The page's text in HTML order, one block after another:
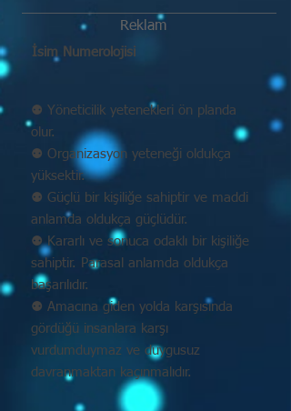
Reklam
İsim Numerolojisi
⚉ Yöneticilik yetenekleri ön planda
olur.
⚉ Organizasyon yeteneği oldukça
yüksektir.
⚉ Güçlü bir kişiliğe sahiptir ve maddi
anlamda oldukça güçlüdür.
⚉ Kararlı ve sonuca odaklı bir kişiliğe
sahiptir. Parasal anlamda oldukça
başarılıdır.
⚉ Amacına giden yolda karşısında
gördüğü insanlara karşı
vurdumduymaz ve duygusuz
davranmaktan kaçınmalıdır.